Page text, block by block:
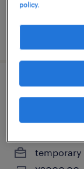
posted 5
it・web系
temporary
policy.